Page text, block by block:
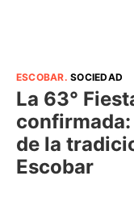
ESCOBAR.SOCIEDAD
La 63°
de la
Escobar